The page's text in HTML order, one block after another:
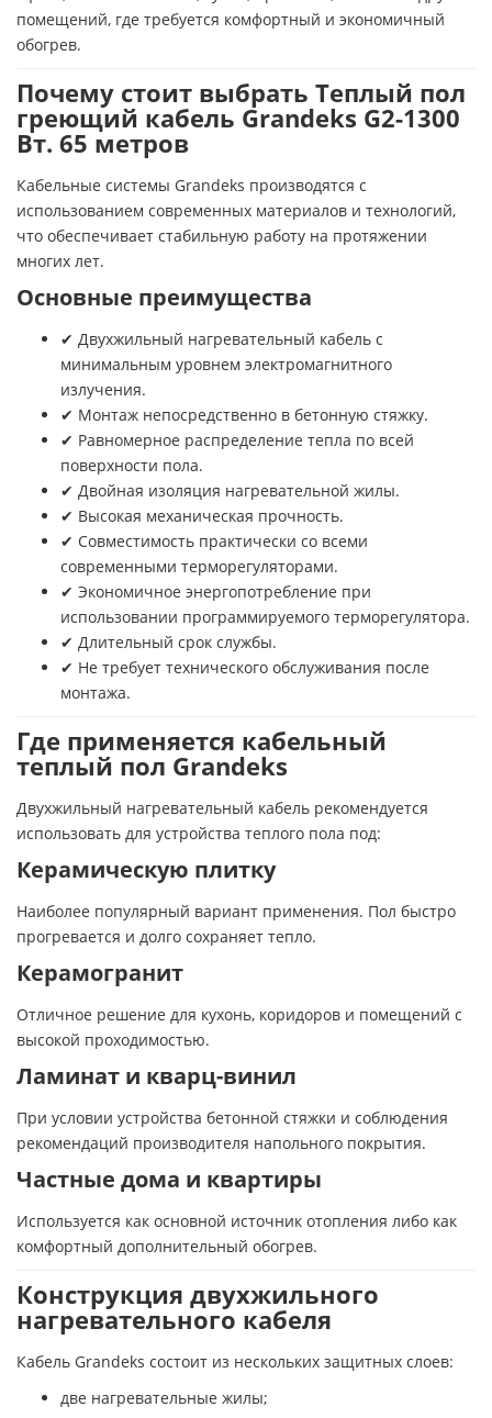
помещений, где требуется комфортный и экономичный
обогрев.
Почему стоит выбрать Теплый пол
греющий кабель Grandeks G2-1300
Вт. 65 метров
Кабельные системы Grandeks производятся с
использованием современных материалов и технологий,
что обеспечивает стабильную работу на протяжении
многих лет.
Основные преимущества
✔ Двухжильный нагревательный кабель с
минимальным уровнем электромагнитного
излучения.
✔ Монтаж непосредственно в бетонную стяжку.
✔ Равномерное распределение тепла по всей
поверхности пола.
✔ Двойная изоляция нагревательной жилы.
✔ Высокая механическая прочность.
✔ Совместимость практически со всеми
современными терморегуляторами.
✔ Экономичное энергопотребление при
использовании программируемого терморегулятора.
✔ Длительный срок службы.
✔ Не требует технического обслуживания после
монтажа.
Где применяется кабельный
теплый пол Grandeks
Двухжильный нагревательный кабель рекомендуется
использовать для устройства теплого пола под:
Керамическую плитку
Наиболее популярный вариант применения. Пол быстро
прогревается и долго сохраняет тепло.
Керамогранит
Отличное решение для кухонь, коридоров и помещений с
высокой проходимостью.
Ламинат и кварц-винил
При условии устройства бетонной стяжки и соблюдения
рекомендаций производителя напольного покрытия.
Частные дома и квартиры
Используется как основной источник отопления либо как
комфортный дополнительный обогрев.
Конструкция двухжильного
нагревательного кабеля
Кабель Grandeks состоит из нескольких защитных слоев:
две нагревательные жилы;